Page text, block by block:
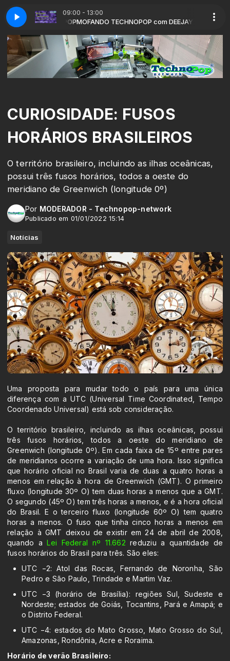
09:00 - 13:00
TECHNOPOP MOFANDO TECHNOPOP com DEEJAY TECHNOPOP
pMofandoVi5com
CURIOSIDADE: FUSOS
HORÁRIOS BRASILEIROS
O território brasileiro, incluindo as ilhas oceânicas,
possui três fusos horários, todos a oeste do
meridiano de Greenwich (longitude 0º)
Por MODERADOR - Technopop-network
Publicado em 01/01/2022 15:14
Notícias
Uma proposta para mudar todo o país para uma única
diferença com a UTC (Universal Time Coordinated, Tempo
Coordenado Universal) está sob consideração.
O território brasileiro, incluindo as ilhas oceânicas, possui
três fusos horários, todos a oeste do meridiano de
Greenwich (longitude 0º). Em cada faixa de 15º entre pares
de meridianos ocorre a variação de uma hora. Isso significa
que horário oficial no Brasil varia de duas a quatro horas a
menos em relação à hora de Greenwich (GMT). O primeiro
fluxo (longitude 30º O) tem duas horas a menos que a GMT.
O segundo (45º O) tem três horas a menos, e é a hora oficial
do Brasil. E o terceiro fluxo (longitude 60º O) tem quatro
horas a menos. O fuso que tinha cinco horas a menos em
relação à GMT deixou de existir em 24 de abril de 2008,
quando aLei Federal nº 11.662 reduziu a quantidade de
fusos horários do Brasil para três. São eles:
UTC −2: Atol das Rocas, Fernando de Noronha, São
Pedro e São Paulo, Trindade e Martim Vaz.
UTC −3 (horário de Brasília): regiões Sul, Sudeste e
Nordeste; estados de Goiás, Tocantins, Pará e Amapá; e
o Distrito Federal.
UTC −4: estados do Mato Grosso, Mato Grosso do Sul,
Amazonas, Rondônia, Acre e Roraima.
Horário de verão Brasileiro: